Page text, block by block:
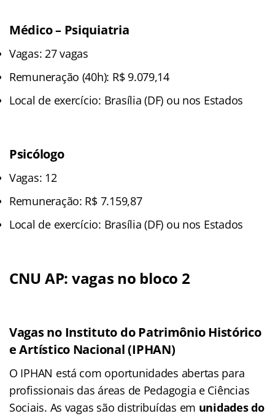
Médico – Psiquiatria
Vagas: 27 vagas
Remuneração (40h): R$ 9.079,14
Local de exercício: Brasília (DF) ou nos Estados
Psicólogo
Vagas: 12
Remuneração: R$ 7.159,87
Local de exercício: Brasília (DF) ou nos Estados
CNU AP: vagas no bloco 2
Vagas no Instituto do Patrimônio Histórico
e Artístico Nacional (IPHAN)
O IPHAN está com oportunidades abertas para
profissionais das áreas de Pedagogia e Ciências
Sociais. As vagas são distribuídas em unidades do